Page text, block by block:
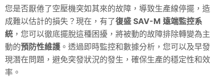
您是否厭倦了空壓機突如其來的故障，導致生產線停擺，造
成難以估計的損失？現在，有了復盛 SAV-M 遠端監控系
統 ，您可以徹底擺脫這種困擾，將被動的故障排除轉變為主
動的預防性維護 。透過即時監控和數據分析，您可以及早發
現潛在問題，避免突發狀況的發生，確保生產的穩定性和效
率。